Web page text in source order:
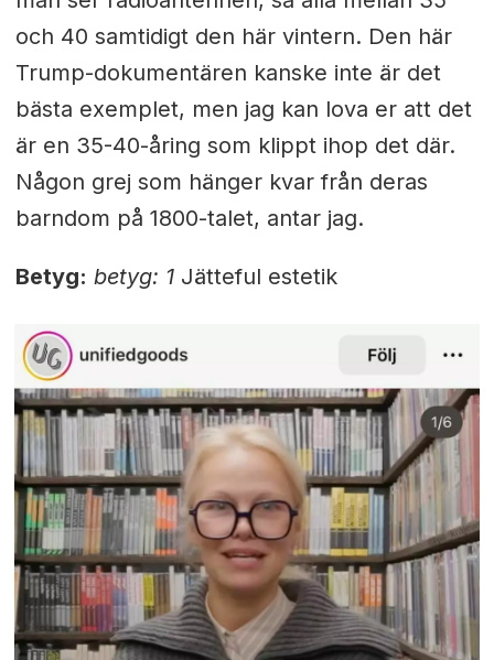
och 40 samtidigt den här vintern. Den här
Trump-dokumentären kanske inte är det
bästa exemplet, men jag kan lova er att det
är en 35-40-åring som klippt ihop det där.
Någon grej som hänger kvar från deras
barndom på 1800-talet, antar jag.
Betyg: betyg: 1Jätteful estetik